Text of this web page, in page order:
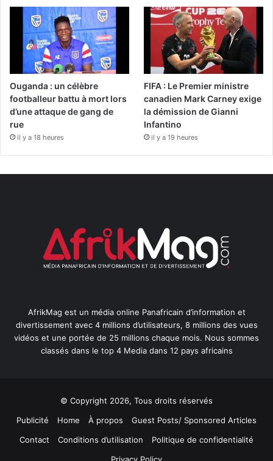
Ouganda : un célèbre
footballeur battu à mort lors
d’une attaque de gang de
rue
il y a 18 heures
FIFA : Le Premier ministre
canadien Mark Carney exige
la démission de Gianni
Infantino
il y a 19 heures
AfrikMag est un média online Panafricain d’information et
divertissement avec 4 millions d’utilisateurs, 8 millions des vues
vidéos et une portée de 25 millions chaque mois. Nous sommes
classés dans le top 4 Media dans 12 pays africains
© Copyright 2026, Tous droits réservés
Publicité
Home À propos
Guest Posts/ Sponsored Articles
Contact
Conditions d’utilisation
Politique de confidentialité